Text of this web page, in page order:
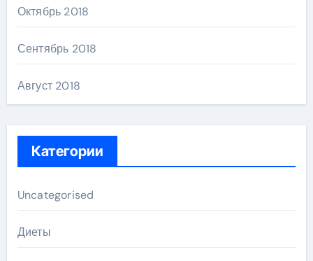
Октябрь 2018
Сентябрь 2018
Август 2018
Категории
Uncategorised
Диеты